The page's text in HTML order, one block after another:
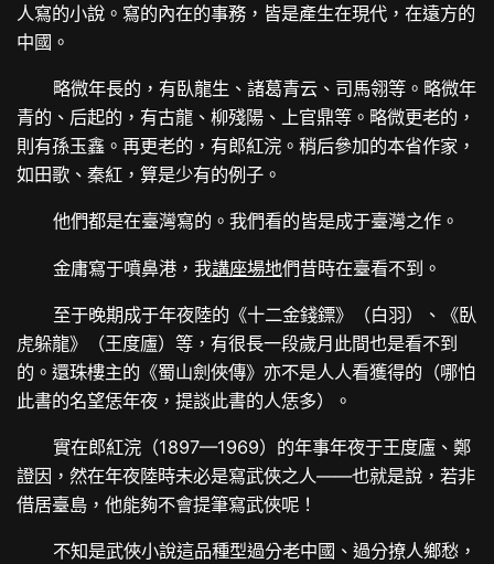
人寫的小說。寫的內在的事務，皆是產生在現代，在遠方的
中國。
略微年長的，有臥龍生、諸葛青云、司馬翎等。略微年
青的、后起的，有古龍、柳殘陽、上官鼎等。略微更老的，
則有孫玉鑫。再更老的，有郎紅浣。稍后參加的本省作家，
如田歌、秦紅，算是少有的例子。
他們都是在臺灣寫的。我們看的皆是成于臺灣之作。
金庸寫于噴鼻港，我講座場地們昔時在臺看不到。
至于晚期成于年夜陸的《十二金錢鏢》（白羽）、《臥
虎躲龍》（王度廬）等，有很長一段歲月此間也是看不到
的。還珠樓主的《蜀山劍俠傳》亦不是人人看獲得的（哪怕
此書的名望恁年夜，提談此書的人恁多）。
實在郎紅浣（1897—1969）的年事年夜于王度廬、鄭
證因，然在年夜陸時未必是寫武俠之人——也就是說，若非
借居臺島，他能夠不會提筆寫武俠呢！
不知是武俠小說這品種型過分老中國、過分撩人鄉愁，